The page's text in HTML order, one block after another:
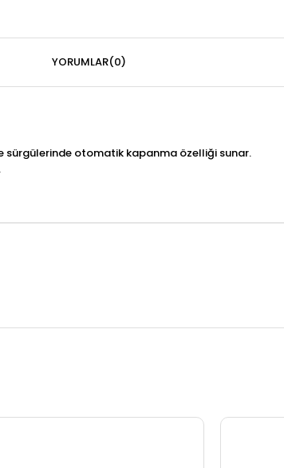
YORUMLAR(0)
sürgülerinde otomatik kapanma özelliği sunar.